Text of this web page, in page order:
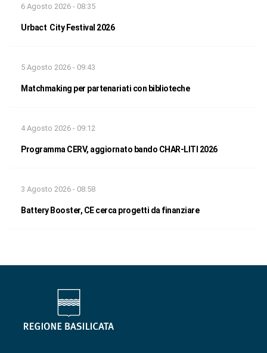
6 Agosto 2026 - 08:35
Urbact City Festival 2026
5 Agosto 2026 - 09:43
Matchmaking per partenariati con biblioteche
4 Agosto 2026 - 09:12
Programma CERV, aggiornato bando CHAR-LITI 2026
3 Agosto 2026 - 08:58
Battery Booster, CE cerca progetti da finanziare